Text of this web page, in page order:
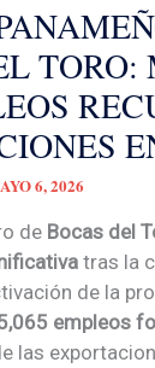
TORO:
6, 2026
de Bocas del
tras la
de la
empleos
las